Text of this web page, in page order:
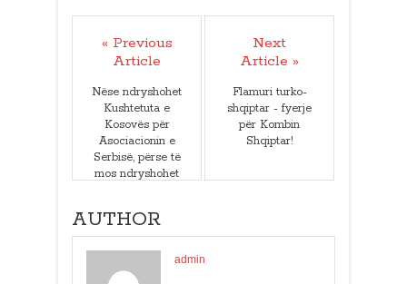
« Previous
Article
Nëse ndryshohet
Kushtetuta e
Kosovës për
Asociacionin e
Serbisë, përse të
mos ndryshohet
Shqipërinë?
Next
Article »
Flamuri turko-
shqiptar - fyerje
për Kombin
Shqiptar!
AUTHOR
admin